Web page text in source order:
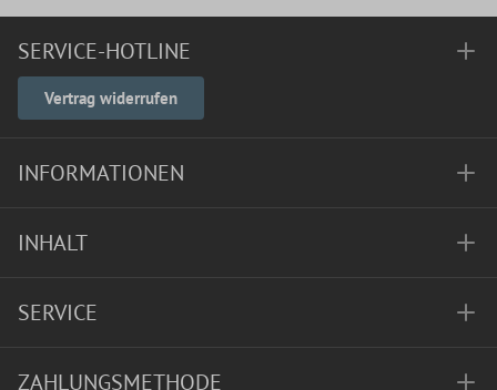
SERVICE-HOTLINE
Vertrag widerrufen
INFORMATIONEN
INHALT
SERVICE
ZAHLUNGSMETHODE